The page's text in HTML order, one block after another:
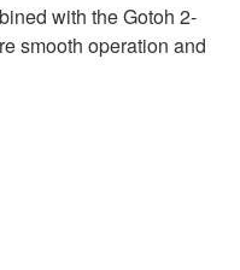
with the Gotoh 2-
smooth operation and